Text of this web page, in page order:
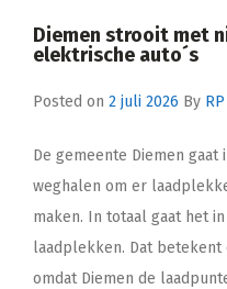
Diemen strooit met
elektrische auto´s
Posted on 2 juli 2026 By RP
De gemeente Diemen
weghalen om er
maken. In totaal gaat het
laadplekken. Dat
omdat Diemen de